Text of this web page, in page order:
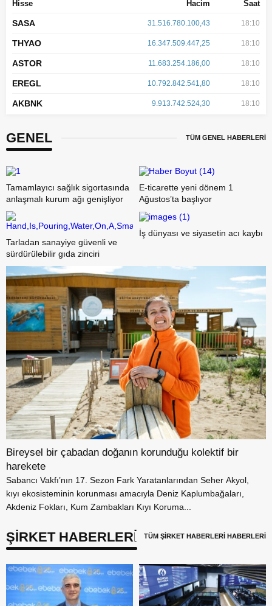
Hisse Hacim Saat
SASA 31.516.780.100,43 18:10
THYAO 16.347.509.447,25 18:10
ASTOR 11.683.254.186,00 18:10
EREGL 10.792.842.541,80 18:10
AKBNK 9.913.742.524,30 18:10
GENEL TÜM GENEL HABERLERİ
Tamamlayıcı sağlık sigortasında
anlaşmalı kurum ağı genişliyor
Bireysel bir çabadan doğanın korunduğu kolektif bir
harekete
Sabancı Vakfı’nın 17. Sezon Fark Yaratanlarından Seher Akyol,
kıyı ekosisteminin korunması amacıyla Deniz Kaplumbağaları,
Akdeniz Fokları, Kum Zambakları Kıyı Koruma...
E-ticarette yeni dönem 1
Ağustos’ta başlıyor
Tarladan sanayiye güvenli ve
sürdürülebilir gıda zinciri
İş dünyası ve siyasetin acı kaybı
ŞİRKET HABERLERİ TÜM ŞİRKET HABERLERİ HABERLERİ